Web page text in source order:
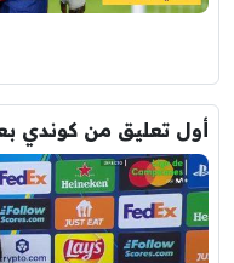
أول تعليق من كوندي